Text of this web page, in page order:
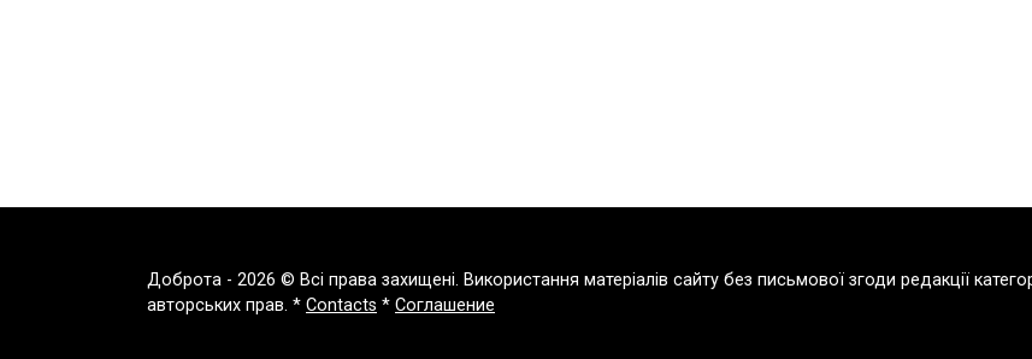
Доброта - 2026 © Всі права захищені. Використання матеріалів сайту без письмової згоди редакції
авторських прав. * Contacts * Соглашение